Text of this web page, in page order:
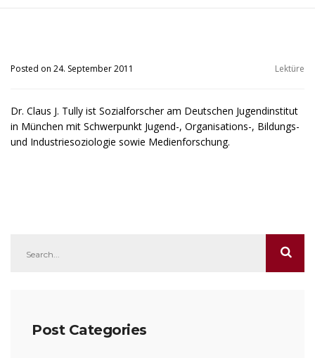
Posted on 24. September 2011 Lektüre
Dr. Claus J. Tully ist Sozialforscher am Deutschen Jugendinstitut
in München mit Schwerpunkt Jugend-, Organisations-, Bildungs-
und Industriesoziologie sowie Medienforschung.
Post Categories